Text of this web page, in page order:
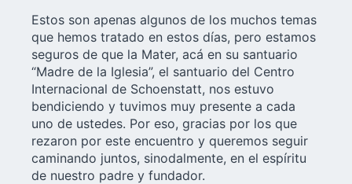
Estos son apenas algunos de los muchos temas
que hemos tratado en estos días, pero estamos
seguros de que la Mater, acá en su santuario
“Madre de la Iglesia”, el santuario del Centro
Internacional de Schoenstatt, nos estuvo
bendiciendo y tuvimos muy presente a cada
uno de ustedes. Por eso, gracias por los que
rezaron por este encuentro y queremos seguir
caminando juntos, sinodalmente, en el espíritu
de nuestro padre y fundador.